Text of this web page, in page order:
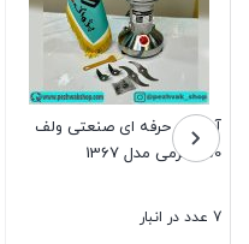
آسیاب حرفه ای صنعتی ولف
250 گرمی مدل 1367
7 عدد در انبار